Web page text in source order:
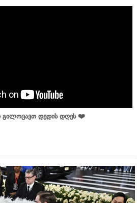
გილოცავთ დედის დღეს ❤️